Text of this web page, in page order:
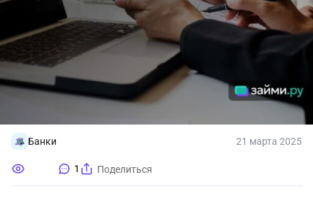
Банки 21 марта 2025
1 Поделиться